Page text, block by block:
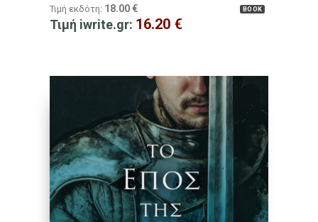
BOOK
Τιμή εκδότη: 18.00 €
Τιμή iwrite.gr: 16.20 €